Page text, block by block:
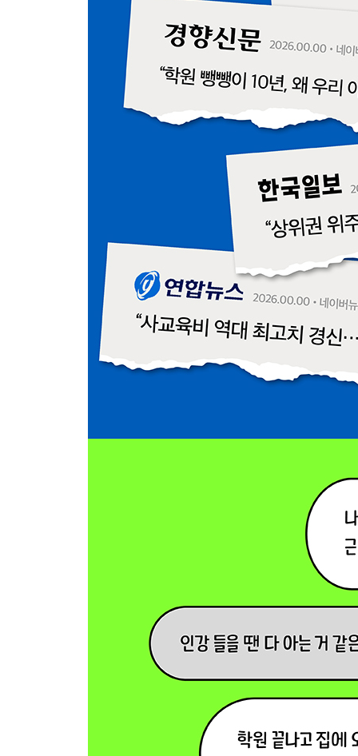
06 학교 수업을 사수하라
07 방학, 예습이 아닌 복습에 총력을 다하라
08 서울대생이 알려주는 시험불안증 극복법
09 공부 집중력을 방해하는 요소 통제법
4장 중하위권 학생들을 위한 과목별/시험별/시기별
01 ‘수시=내신’ ‘정시=수능’ 공식은 끝났다
02 중하위권을 위한 수능과 내신을 동시에 잡는 공
03 국어, 지문 독해가 전부다
04 영어, 문제 풀지 마라, 독해만 해라
05 수학, 선 개념 이해, 후 문제 풀이
06 탐구, 암기과목이라는 착각부터 버려라
07 수시 전형의 핵심, 내신 정복을 위한 모든 것
08 6개월 만에 인서울 대학 합격하는 실전 수능 전
5장 대학 합격을 결정하는 결정적 요소
01 합격하는 학교생활기록부 작성 비법
06 성공적인 대입을 위한 고등학교 선택 기준
07 특목고, 자사고 합격을 위한 자기소개서 전략
에필로그: 중하위권도 반드시 목표 대학에 합격할